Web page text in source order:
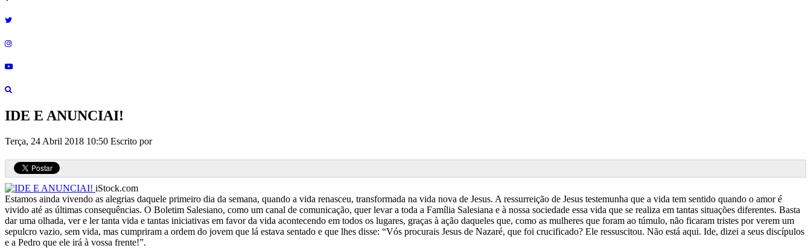
IDE E ANUNCIAI!
Terça, 24 Abril 2018 10:50 Escrito por
iStock.com
Estamos ainda vivendo as alegrias daquele primeiro dia da semana, quando a vida renasceu, transformada na vida nova de Jesus. A ressurreição de Jesus testemunha que a vida tem sentido quando o amor é
vivido até as últimas consequências. O Boletim Salesiano, como um canal de comunicação, quer levar a toda a Família Salesiana e à nossa sociedade essa vida que se realiza em tantas situações diferentes. Basta
dar uma olhada, ver e ler tanta vida e tantas iniciativas em favor da vida acontecendo em todos os lugares, graças à ação daqueles que, como as mulheres que foram ao túmulo, não ficaram tristes por verem um
sepulcro vazio, sem vida, mas cumpriram a ordem do jovem que lá estava sentado e que lhes disse: “Vós procurais Jesus de Nazaré, que foi crucificado? Ele ressuscitou. Não está aqui. Ide, dizei a seus discípulos
e a Pedro que ele irá à vossa frente!”.